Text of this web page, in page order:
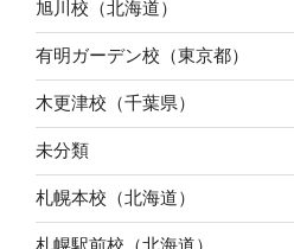
旭川校（北海道）
有明ガーデン校（東京都）
木更津校（千葉県）
未分類
札幌本校（北海道）
札幌駅前校（北海道）